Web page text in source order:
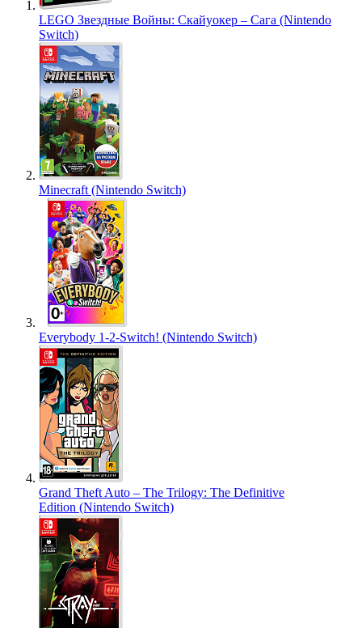
LEGO Звездные Войны: Скайуокер – Сага (Nintendo
Switch)
Minecraft (Nintendo Switch)
Everybody 1-2-Switch! (Nintendo Switch)
Grand Theft Auto – The Trilogy: The Definitive
Edition (Nintendo Switch)